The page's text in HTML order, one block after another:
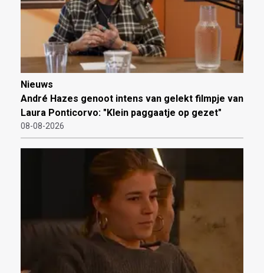
Nieuws
André Hazes genoot intens van gelekt filmpje van
Laura Ponticorvo: "Klein paggaatje op gezet"
08-08-2026